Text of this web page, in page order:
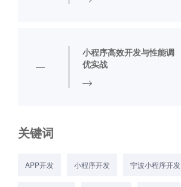
小程序高效开发与性能调
优实战
关键词
APP开发 小程序开发 宁波小程序开发